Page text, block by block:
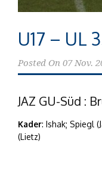
U17 – UL
Posted On 07 Nov.
JAZ GU-Süd :
Kader: Ishak; Spiegl
(Lietz)